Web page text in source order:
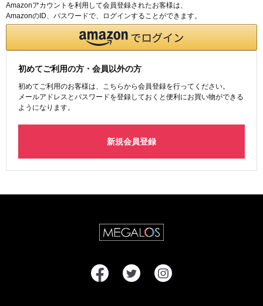
Amazonアカウントを利用して会員登録されたお客様は、
AmazonのID、パスワードで、ログインすることができます。
初めてご利用の方・会員以外の方
初めてご利用のお客様は、こちらから会員登録を行ってください。
メールアドレスとパスワードを登録しておくと便利にお買い物ができる
ようになります。